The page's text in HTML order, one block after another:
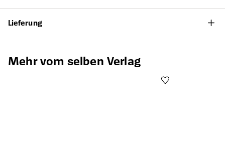
Lieferung
Produktgalerie überspringen
Mehr vom selben Verlag